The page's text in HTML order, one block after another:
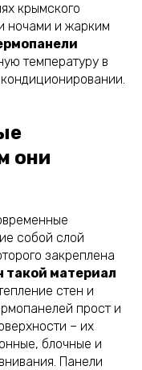
крымского
ночами и жарким
температуру в
они
собой слой
закреплена
такой материал
стен и
прост и
– их
блочные и
Панели